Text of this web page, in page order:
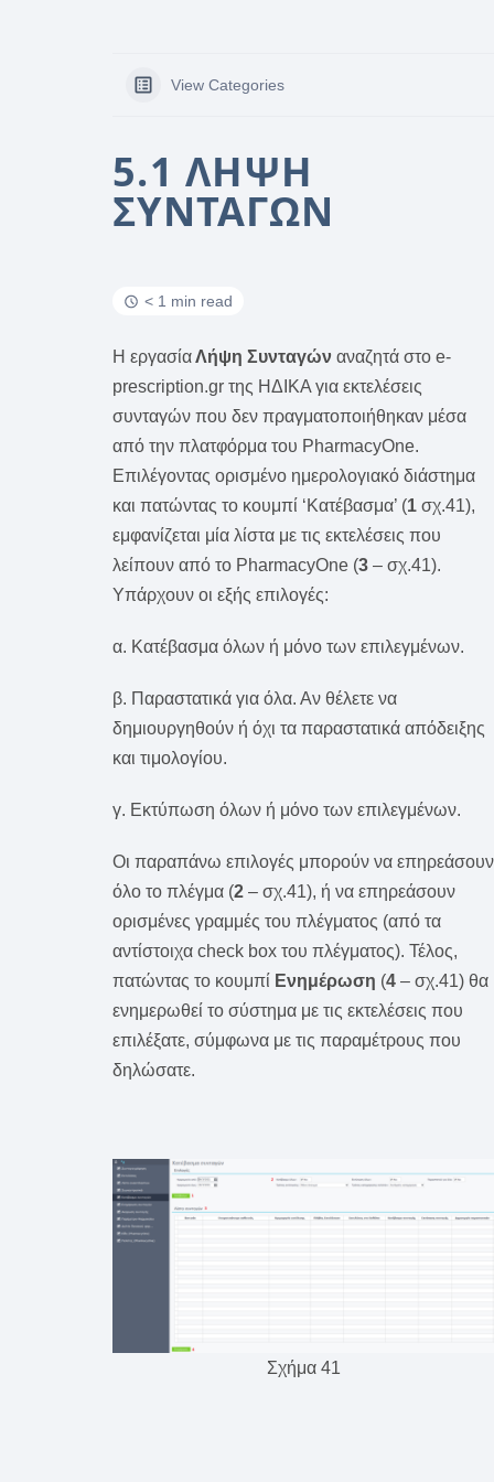
View Categories
5.1 ΛΉΨΗ
ΣΥΝΤΑΓΏΝ
< 1 min read
Η εργασίαΛήψη Συνταγών αναζητά στο e-
prescription.gr της ΗΔΙΚΑ για εκτελέσεις
συνταγών που δεν πραγματοποιήθηκαν μέσα
από την πλατφόρμα του PharmacyOne.
Επιλέγοντας ορισμένο ημερολογιακό διάστημα
και πατώντας το κουμπί ‘Κατέβασμα’ (1 σχ.41),
εμφανίζεται μία λίστα με τις εκτελέσεις που
λείπουν από το PharmacyOne (3 – σχ.41).
Υπάρχουν οι εξής επιλογές:
α. Κατέβασμα όλων ή μόνο των επιλεγμένων.
β. Παραστατικά για όλα. Αν θέλετε να
δημιουργηθούν ή όχι τα παραστατικά απόδειξης
και τιμολογίου.
γ. Εκτύπωση όλων ή μόνο των επιλεγμένων.
Οι παραπάνω επιλογές μπορούν να επηρεάσουν
όλο το πλέγμα (2 – σχ.41), ή να επηρεάσουν
ορισμένες γραμμές του πλέγματος (από τα
αντίστοιχα check box του πλέγματος). Τέλος,
πατώντας το κουμπί Ενημέρωση (4 – σχ.41) θα
ενημερωθεί το σύστημα με τις εκτελέσεις που
επιλέξατε, σύμφωνα με τις παραμέτρους που
δηλώσατε.
Σχήμα 41